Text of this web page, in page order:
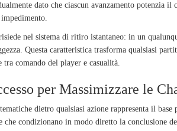
dato che ciascun avanzamento
nel sistema di ritiro istantaneo: in un
Questa caratteristica trasforma qualsiasi
tra comando del player e casualità.
per Massimizzare le
dietro qualsiasi azione rappresenta il
che condizionano in modo diretto la conclusione